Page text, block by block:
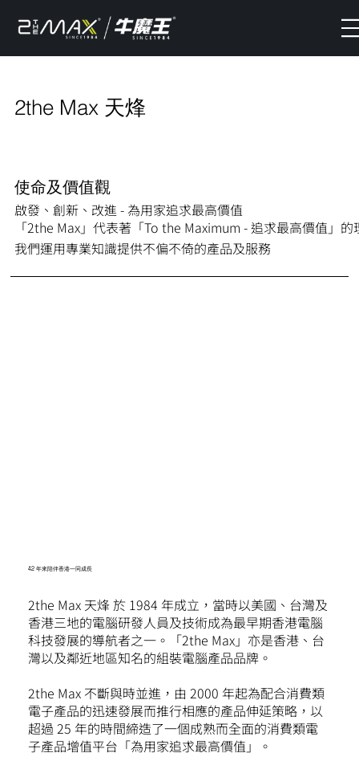
2the Max 天烽
使命及價值觀
啟發、創新、改進 - 為用家追求最高價值
「2the Max」代表著「To the Maximum - 追求最高價值」的
我們運用專業知識提供不偏不倚的產品及服務
42 年來陪伴香港一同成長
2the Max 天烽 於 1984 年成立，當時以美國、台灣及
香港三地的電腦研發人員及技術成為最早期香港電腦
科技發展的導航者之一。「2the Max」亦是香港、台
灣以及鄰近地區知名的組裝電腦產品品牌。
2the Max 不斷與時並進，由 2000 年起為配合消費類
電子產品的迅速發展而推行相應的產品伸延策略，以
超過 25 年的時間締造了一個成熟而全面的消費類電
子產品增值平台「為用家追求最高價值」。